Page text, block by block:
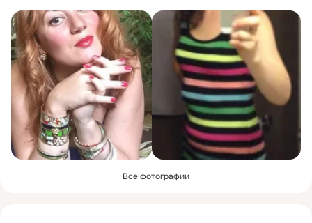
Все фотографии